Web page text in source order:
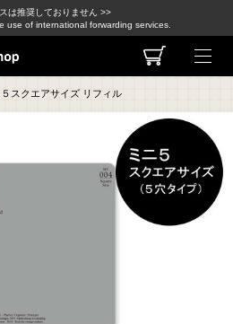
は推奨しておりません >>
use of international forwarding services.
５スクエアサイズ リフィル